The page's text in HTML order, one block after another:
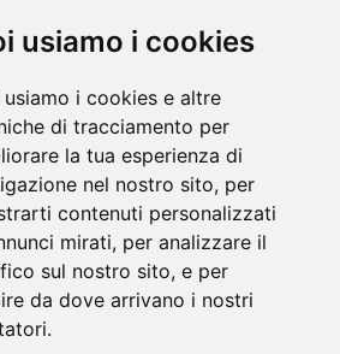
usiamo i cookies
usiamo i cookies e altre
di tracciamento per
la tua esperienza di
nel nostro sito, per
contenuti personalizzati
mirati, per analizzare il
sul nostro sito, e per
da dove arrivano i nostri
gratuiti
il tuo ordine in qualsiasi momento
un albero! Leggi di più